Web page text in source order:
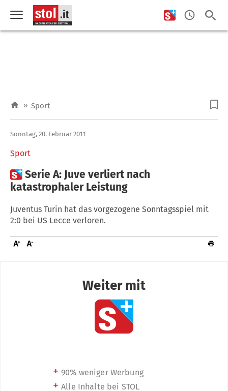
» Sport
Sport
Sonntag, 20. Februar 2011
Serie A: Juve verliert nach
katastrophaler Leistung
Juventus Turin hat das vorgezogene Sonntagsspiel mit
2:0 bei US Lecce verloren.